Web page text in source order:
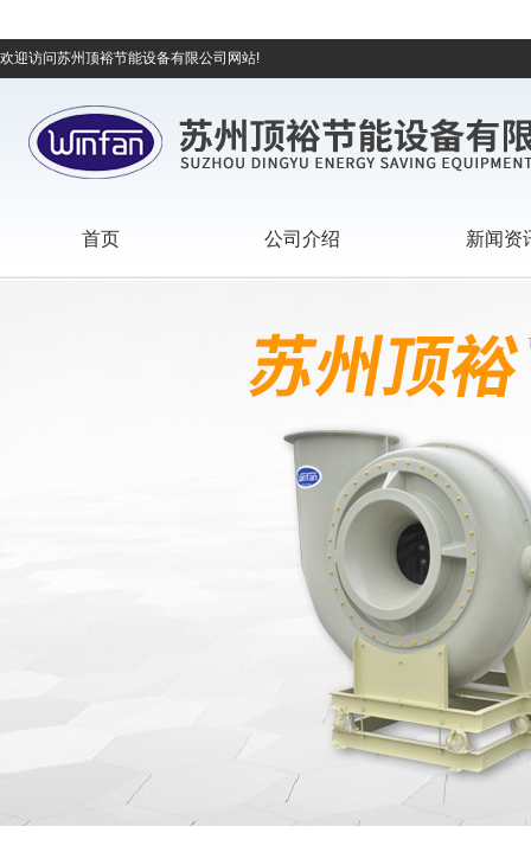
欢迎访问苏州顶裕节能设备有限公司网站!
首页 公司介绍 新闻资